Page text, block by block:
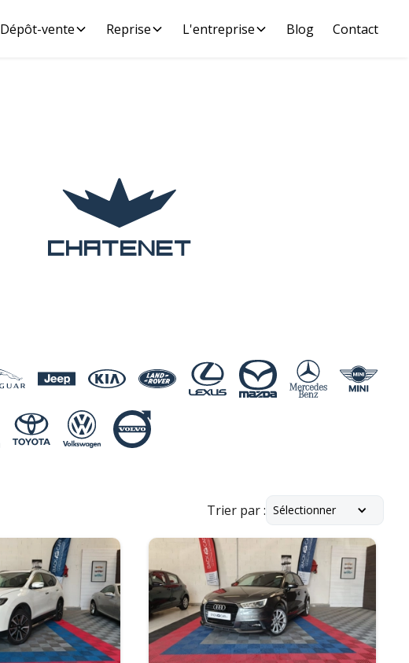
Dépôt-vente Reprise L'entreprise Blog Contact
Trier par : Sélectionner